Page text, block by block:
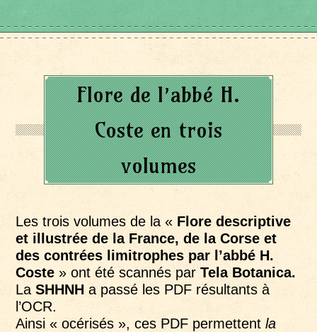
Flore de l’abbé H.
Coste en trois
volumes
Les trois volumes de la « Flore descriptive
et illustrée de la France, de la Corse et
des contrées limitrophes par l’abbé H.
Coste » ont été scannés parTela Botanica.
LaSHHNHa passé les PDF résultants à
l’OCR.
Ainsi « océrisés », ces PDF permettentla